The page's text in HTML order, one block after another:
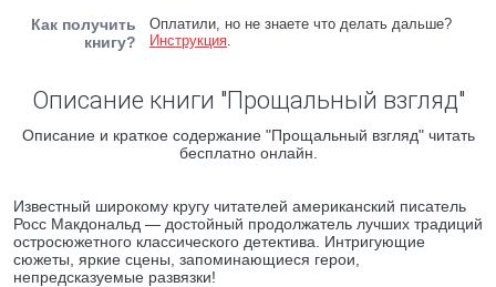
Как получить
книгу?
Оплатили, но не знаете что делать дальше?
Инструкция.
Описание книги "Прощальный взгляд"
Описание и краткое содержание "Прощальный взгляд" читать
бесплатно онлайн.
Известный широкому кругу читателей американский писатель
Росс Макдональд — достойный продолжатель лучших традиций
остросюжетного классического детектива. Интригующие
сюжеты, яркие сцены, запоминающиеся герои,
непредсказуемые развязки!